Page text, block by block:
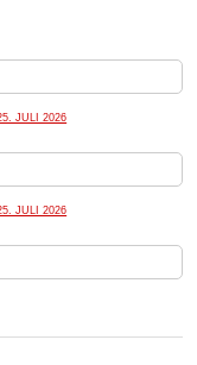
JULI 2026
JULI 2026